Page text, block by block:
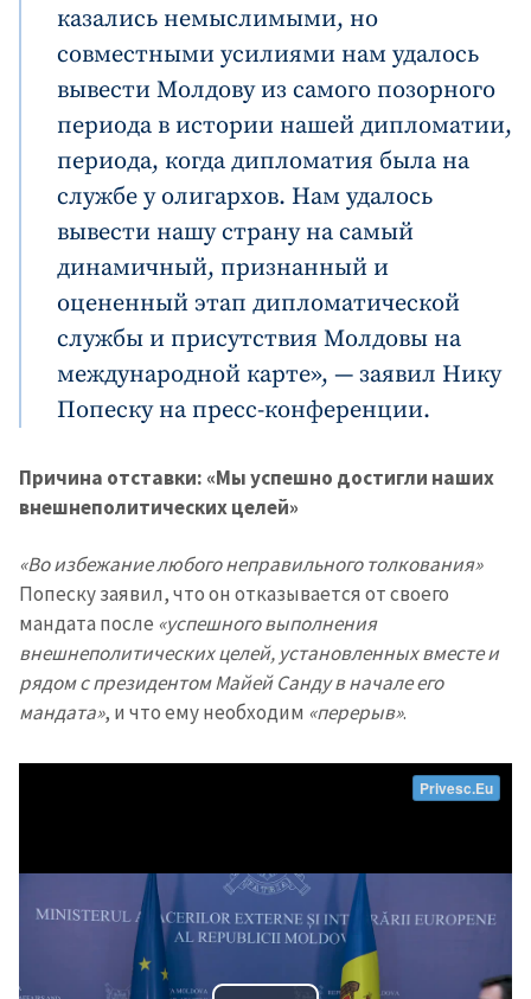
казались немыслимыми, но
совместными усилиями нам удалось
вывести Молдову из самого позорного
периода в истории нашей дипломатии,
периода, когда дипломатия была на
службе у олигархов. Нам удалось
вывести нашу страну на самый
динамичный, признанный и
оцененный этап дипломатической
службы и присутствия Молдовы на
международной карте», — заявил Нику
Попеску на пресс-конференции.
Причина отставки: «Мы успешно достигли наших
внешнеполитических целей»
«Во избежание любого неправильного толкования»
Попеску заявил, что он отказывается от своего
мандата после «успешного выполнения
внешнеполитических целей, установленных вместе и
рядом с президентом Майей Санду в начале его
мандата», и что ему необходим «перерыв».